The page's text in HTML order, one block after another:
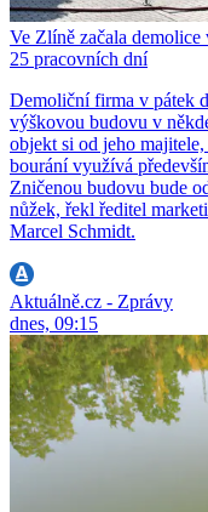
Ve Zlíně začala
25 pracovních dní
Demoliční firma v pátek
výškovou budovu v
objekt si od jeho
bourání využívá
Zničenou budovu bude
nůžek, řekl ředitel
Marcel Schmidt.
Aktuálně.cz - Zprávy
dnes, 09:15